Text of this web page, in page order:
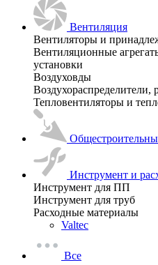
Вентиляция
Вентиляторы и
Вентиляционные
установки
Воздуховды
Тепловентиляторы и
Инструмент и
Инструмент для ПП
Инструмент для труб
Расходные материалы
Valtec
Все